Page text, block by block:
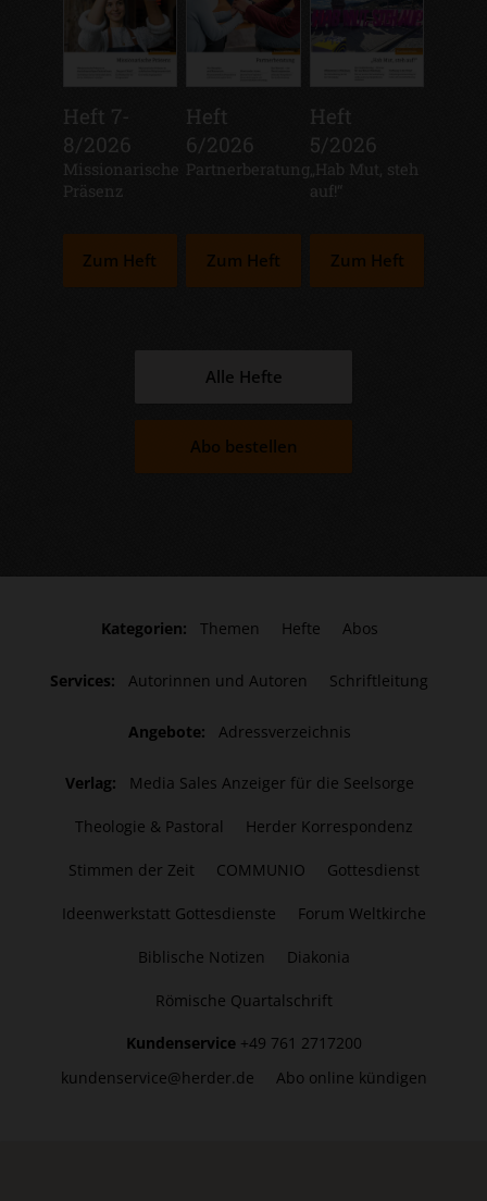
Heft 7-
8/2026
:
Missionarische
Präsenz
Zum Heft
Heft
6/2026
:
Partnerberatung
Zum Heft
Heft
5/2026
:„Hab Mut, steh
auf!“
Zum Heft
Alle Hefte
Abo bestellen
Kategorien: Themen Hefte Abos
Services: Autorinnen und Autoren Schriftleitung
Angebote: Adressverzeichnis
Verlag: Media Sales Anzeiger für die Seelsorge
Theologie & Pastoral Herder Korrespondenz
Stimmen der Zeit COMMUNIO Gottesdienst
Ideenwerkstatt Gottesdienste Forum Weltkirche
Biblische Notizen Diakonia
Römische Quartalschrift
Kundenservice +49 761 2717200
kundenservice@herder.de
Abo online kündigen